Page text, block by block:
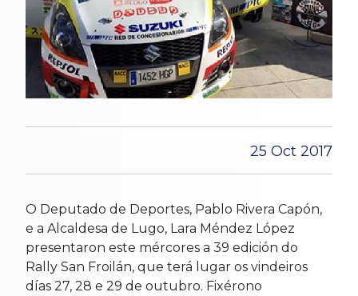
25 Oct 2017
O Deputado de Deportes, Pablo Rivera Capón,
e a Alcaldesa de Lugo, Lara Méndez López
presentaron este mércores a 39 edición do
Rally San Froilán, que terá lugar os vindeiros
días 27, 28 e 29 de outubro. Fixérono